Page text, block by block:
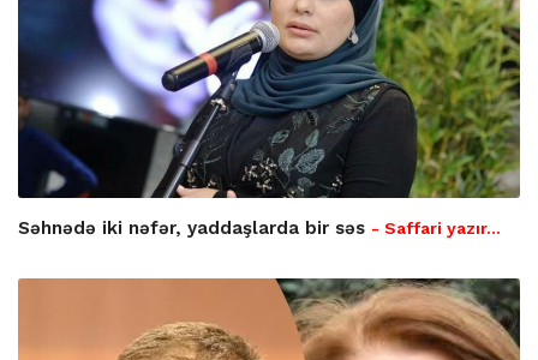
Səhnədə iki nəfər, yaddaşlarda bir səs - Saffari yazır…